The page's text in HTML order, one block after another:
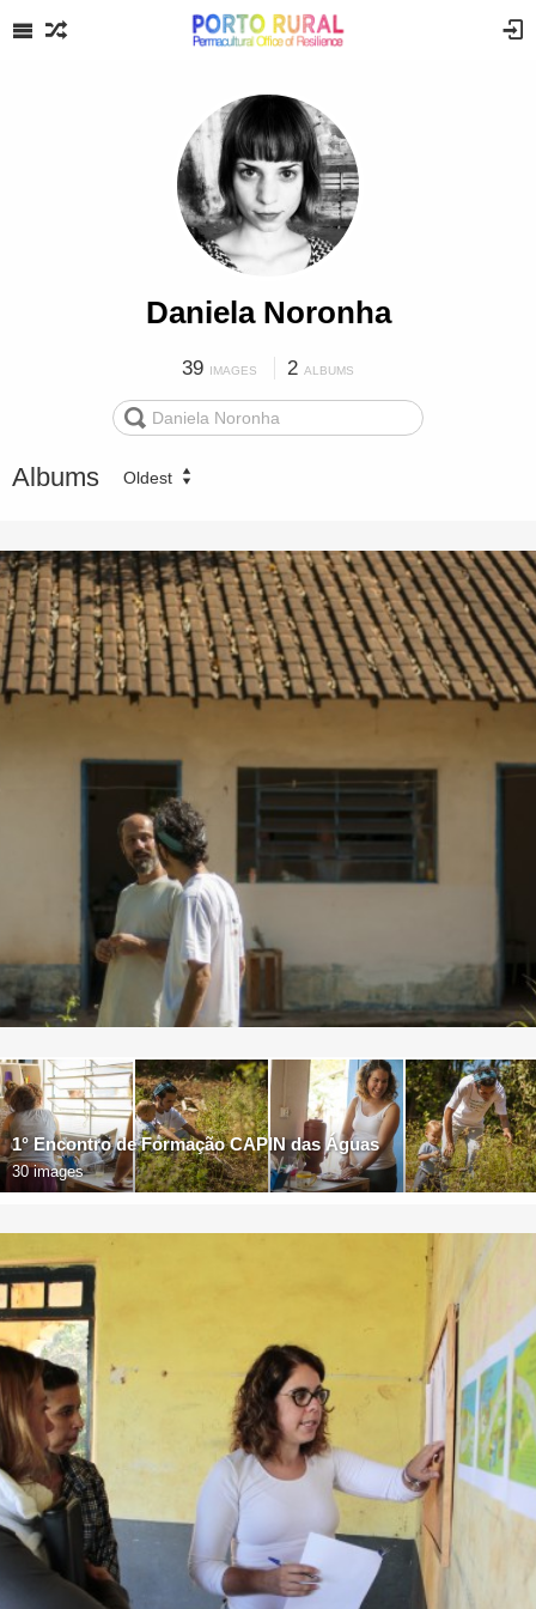
Daniela Noronha
39 IMAGES 2 ALBUMS
Albums Oldest
1° Encontro de Formação CAPIN das Águas
30 images